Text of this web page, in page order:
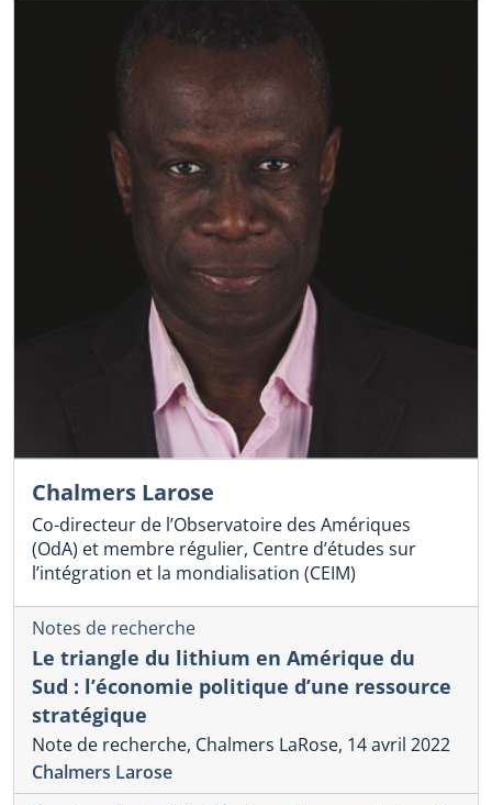
Chalmers Larose
Co-directeur de l’Observatoire des Amériques
(OdA) et membre régulier, Centre d’études sur
l’intégration et la mondialisation (CEIM)
Notes de recherche
Le triangle du lithium en Amérique du
Sud : l’économie politique d’une ressource
stratégique
Note de recherche, Chalmers LaRose, 14 avril 2022
Chalmers Larose